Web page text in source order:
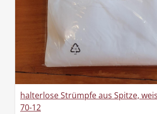
halterlose Strümpfe aus Spitze,
70-12